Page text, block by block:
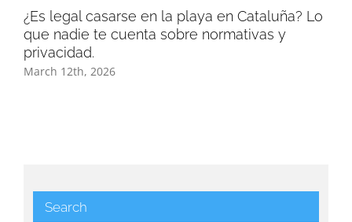
¿Es legal casarse en la playa en Cataluña? Lo
que nadie te cuenta sobre normativas y
privacidad.
March 12th, 2026
Search